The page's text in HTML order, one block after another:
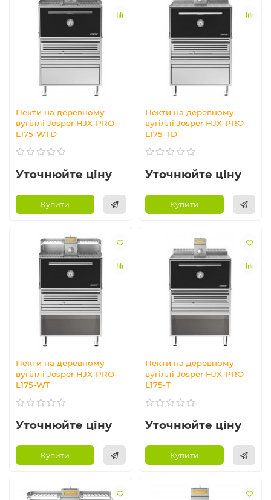
Пекти на деревному
вугіллі Josper HJX-PRO-
L175-WTD
Уточнюйте ціну
Купити
Пекти на деревному
вугіллі Josper HJX-PRO-
L175-TD
Уточнюйте ціну
Купити
Пекти на деревному
вугіллі Josper HJX-PRO-
L175-WT
Уточнюйте ціну
Купити
Пекти на деревному
вугіллі Josper HJX-PRO-
L175-T
Уточнюйте ціну
Купити